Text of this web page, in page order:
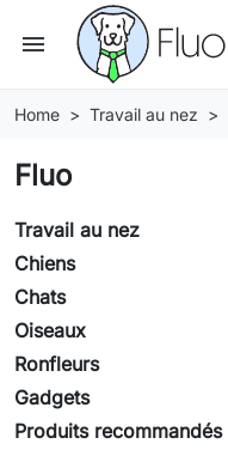
menu
Home Travail au nez
Fluo
Travail au nez
Chiens
Chats
Oiseaux
Ronfleurs
Gadgets
Produits recommandés